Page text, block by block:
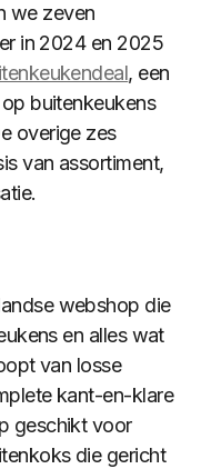
we zeven
in 2024 en 2025
, een
buitenkeukens
overige zes
van assortiment,
webshop die
en alles wat
van losse
kant-en-klare
geschikt voor
die gericht